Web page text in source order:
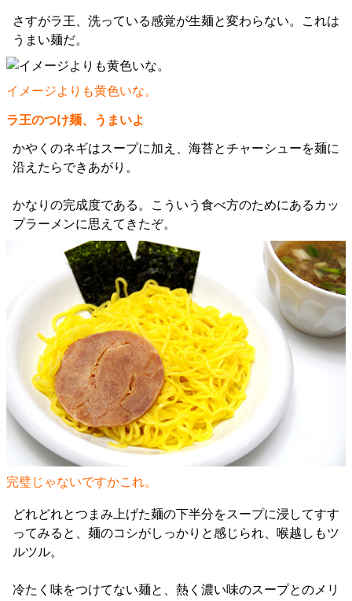
さすがラ王、洗っている感覚が生麺と変わらない。これは
うまい麺だ。
イメージよりも黄色いな。
ラ王のつけ麺、うまいよ
かやくのネギはスープに加え、海苔とチャーシューを麺に
沿えたらできあがり。
かなりの完成度である。こういう食べ方のためにあるカッ
プラーメンに思えてきたぞ。
完璧じゃないですかこれ。
どれどれとつまみ上げた麺の下半分をスープに浸してすす
ってみると、麺のコシがしっかりと感じられ、喉越しもツ
ルツル。
冷たく味をつけてない麺と、熱く濃い味のスープとのメリ